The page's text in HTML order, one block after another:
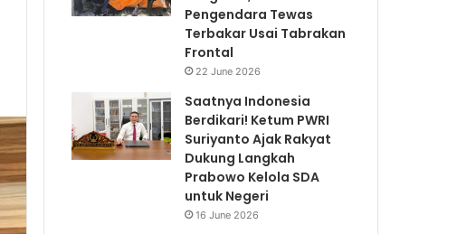
Pengendara Tewas
Terbakar Usai Tabrakan
Frontal
22 June 2026
Saatnya Indonesia
Berdikari! Ketum PWRI
Suriyanto Ajak Rakyat
Dukung Langkah
Prabowo Kelola SDA
untuk Negeri
16 June 2026